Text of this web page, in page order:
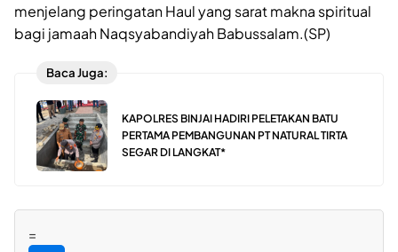
menjelang peringatan Haul yang sarat makna spiritual
bagi jamaah Naqsyabandiyah Babussalam.(SP)
Baca Juga:
KAPOLRES BINJAI HADIRI PELETAKAN BATU
PERTAMA PEMBANGUNAN PT NATURAL TIRTA
SEGAR DI LANGKAT*
=